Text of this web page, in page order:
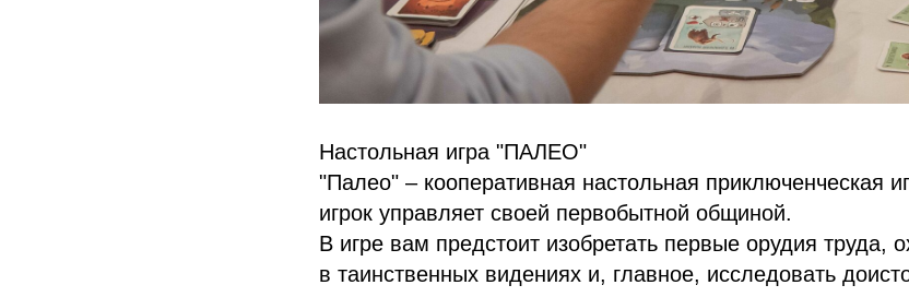
Настольная игра "ПАЛЕО"
"Палео" – кооперативная настольная приключенческая
игрок управляет своей первобытной общиной.
В игре вам предстоит изобретать первые орудия труда,
в таинственных видениях и, главное, исследовать